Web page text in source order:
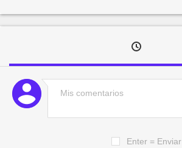
Enter = Enviar